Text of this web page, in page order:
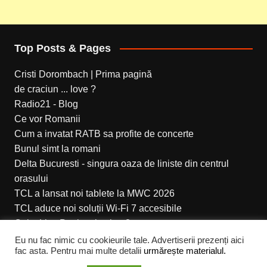
Top Posts & Pages
Cristi Dorombach | Prima pagină
de craciun ... love ?
Radio21 - Blog
Ce vor Romanii
Cum a invatat RATB sa profite de concerte
Bunul simt la romani
Delta Bucuresti - singura oaza de liniste din centrul
orasului
TCL a lansat noi tablete la MWC 2026
TCL aduce noi soluții Wi-Fi 7 accesibile
Coke Live Peninsula ziua 3
Eu nu fac nimic cu cookieurile tale. Advertiserii prezenți aici
fac asta. Pentru mai multe detalii urmărește materialul.